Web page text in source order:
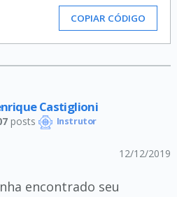
COPIAR CÓDIGO
Castiglioni
posts Instrutor
12/12/2019
encontrado seu